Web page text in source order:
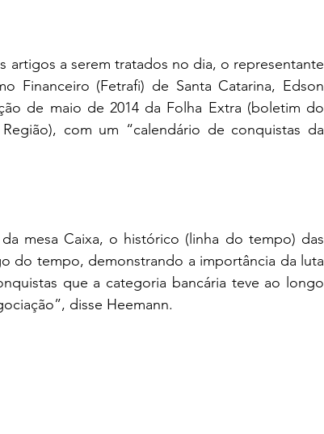
artigos a serem tratados no dia, o representante
Financeiro (Fetrafi) de Santa Catarina, Edson
de maio de 2014 da Folha Extra (boletim do
com um “calendário de conquistas da
mesa Caixa, o histórico (linha do tempo) das
do tempo, demonstrando a importância da luta
que a categoria bancária teve ao longo
disse Heemann.